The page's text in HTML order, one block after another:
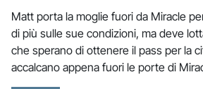
Matt porta la moglie fuori da Miracle
di più sulle sue condizioni, ma deve
che sperano di ottenere il pass per la
accalcano appena fuori le porte di